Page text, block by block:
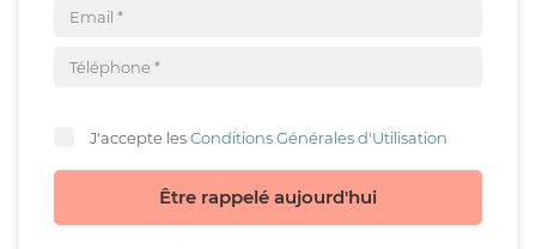
J'accepte lesConditions Générales d'Utilisation
Être rappelé aujourd'hui